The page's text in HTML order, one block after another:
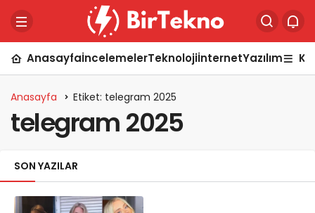
AnasayfaİncelemelerTeknolojiİnternetYazılım
Anasayfa Etiket: telegram 2025
telegram 2025
SON YAZILAR